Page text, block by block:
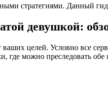
стратегиями. Данный
девушкой:
целей. Условно все
где можно преследовать обе